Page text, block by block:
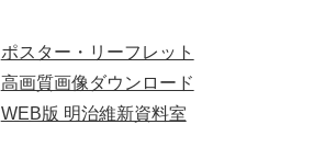
ポスター・リーフレット
高画質画像ダウンロード
WEB版 明治維新資料室